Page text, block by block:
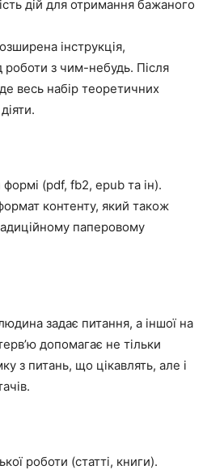
дій для отримання бажаного
інструкція,
роботи з чим-небудь. Після
весь набір теоретичних
(pdf, fb2, epub та ін).
контенту, який також
паперовому
задає питання, а іншої на
допомагає не тільки
з питань, що цікавлять, але і
роботи (статті, книги).